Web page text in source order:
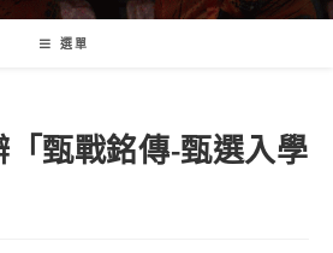
選單
甄戰銘傳-甄選入學